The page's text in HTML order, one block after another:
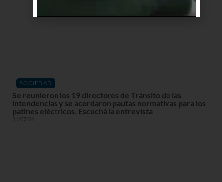
SOCIEDAD
Se reunieron los 19 directores de Tránsito de las
intendencias y se acordaron pautas normativas para los
patines eléctricos. Escuchá la entrevista
31/07/26